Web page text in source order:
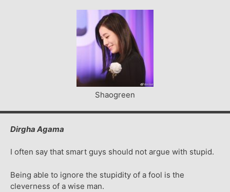
Shaogreen
Dirgha Agama
I often say that smart guys should not argue with stupid.
Being able to ignore the stupidity of a fool is the
cleverness of a wise man.